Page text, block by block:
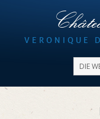
VERONIQUE